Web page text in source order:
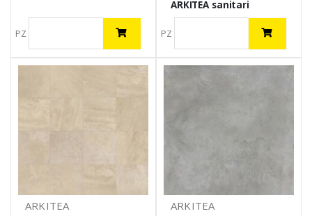
PZ
ARKITEA sanitari
PZ
ARKITEA ARKITEA